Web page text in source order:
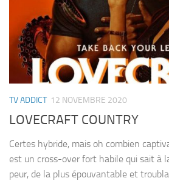
TV ADDICT 12 NOVEMBRE 2020
LOVECRAFT COUNTRY
Certes hybride, mais oh combien
est un cross-over fort habile qui sait à
peur, de la plus épouvantable et